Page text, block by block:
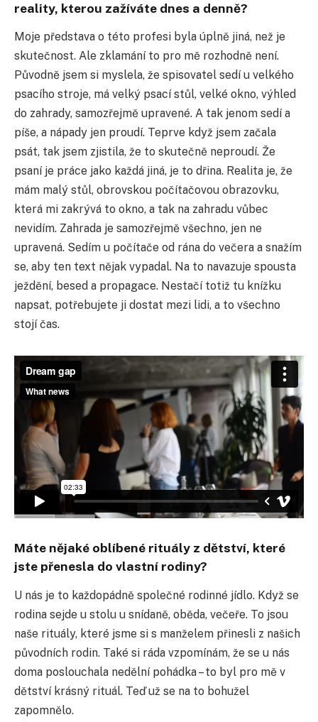
reality, kterou zažíváte dnes a denně?
Moje představa o této profesi byla úplně jiná, než je
skutečnost. Ale zklamání to pro mě rozhodně není.
Původně jsem si myslela, že spisovatel sedí u velkého
psacího stroje, má velký psací stůl, velké okno, výhled
do zahrady, samozřejmě upravené. A tak jenom sedí a
píše, a nápady jen proudí. Teprve když jsem začala
psát, tak jsem zjistila, že to skutečně neproudí. Že
psaní je práce jako každá jiná, je to dřina. Realita je, že
mám malý stůl, obrovskou počítačovou obrazovku,
která mi zakrývá to okno, a tak na zahradu vůbec
nevidím. Zahrada je samozřejmě všechno, jen ne
upravená. Sedím u počítače od rána do večera a snažím
se, aby ten text nějak vypadal. Na to navazuje spousta
ježdění, besed a propagace. Nestačí totiž tu knížku
napsat, potřebujete ji dostat mezi lidi, a to všechno
stojí čas.
Máte nějaké oblíbené rituály z dětství, které
jste přenesla do vlastní rodiny?
U nás je to každopádně společné rodinné jídlo. Když se
rodina sejde u stolu u snídaně, oběda, večeře. To jsou
naše rituály, které jsme si s manželem přinesli z našich
původních rodin. Také si ráda vzpomínám, že se u nás
doma poslouchala nedělní pohádka – to byl pro mě v
dětství krásný rituál. Teď už se na to bohužel
zapomnělo.